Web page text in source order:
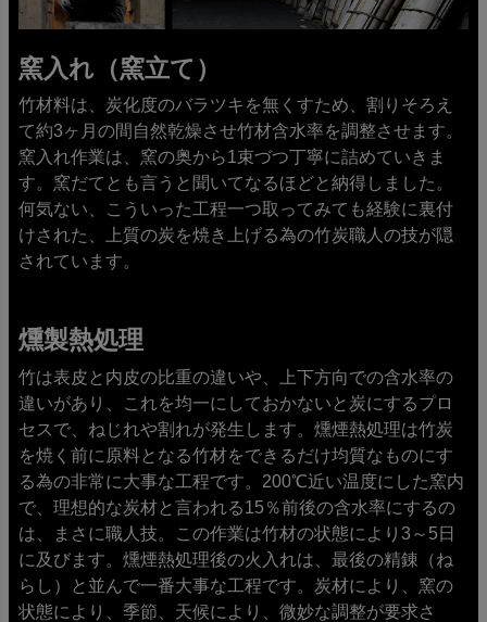
窯入れ（窯立て）
竹材料は、炭化度のバラツキを無くすため、割りそろえ
て約3ヶ月の間自然乾燥させ竹材含水率を調整させます。
窯入れ作業は、窯の奥から1束づつ丁寧に詰めていきま
す。窯だてとも言うと聞いてなるほどと納得しました。
何気ない、こういった工程一つ取ってみても経験に裏付
けされた、上質の炭を焼き上げる為の竹炭職人の技が隠
されています。
燻製熱処理
竹は表皮と内皮の比重の違いや、上下方向での含水率の
違いがあり、これを均一にしておかないと炭にするプロ
セスで、ねじれや割れが発生します。燻煙熱処理は竹炭
を焼く前に原料となる竹材をできるだけ均質なものにす
る為の非常に大事な工程です。200℃近い温度にした窯内
で、理想的な炭材と言われる15％前後の含水率にするの
は、まさに職人技。この作業は竹材の状態により3～5日
に及びます。燻煙熱処理後の火入れは、最後の精錬（ね
らし）と並んで一番大事な工程です。炭材により、窯の
状態により、季節、天候により、微妙な調整が要求さ